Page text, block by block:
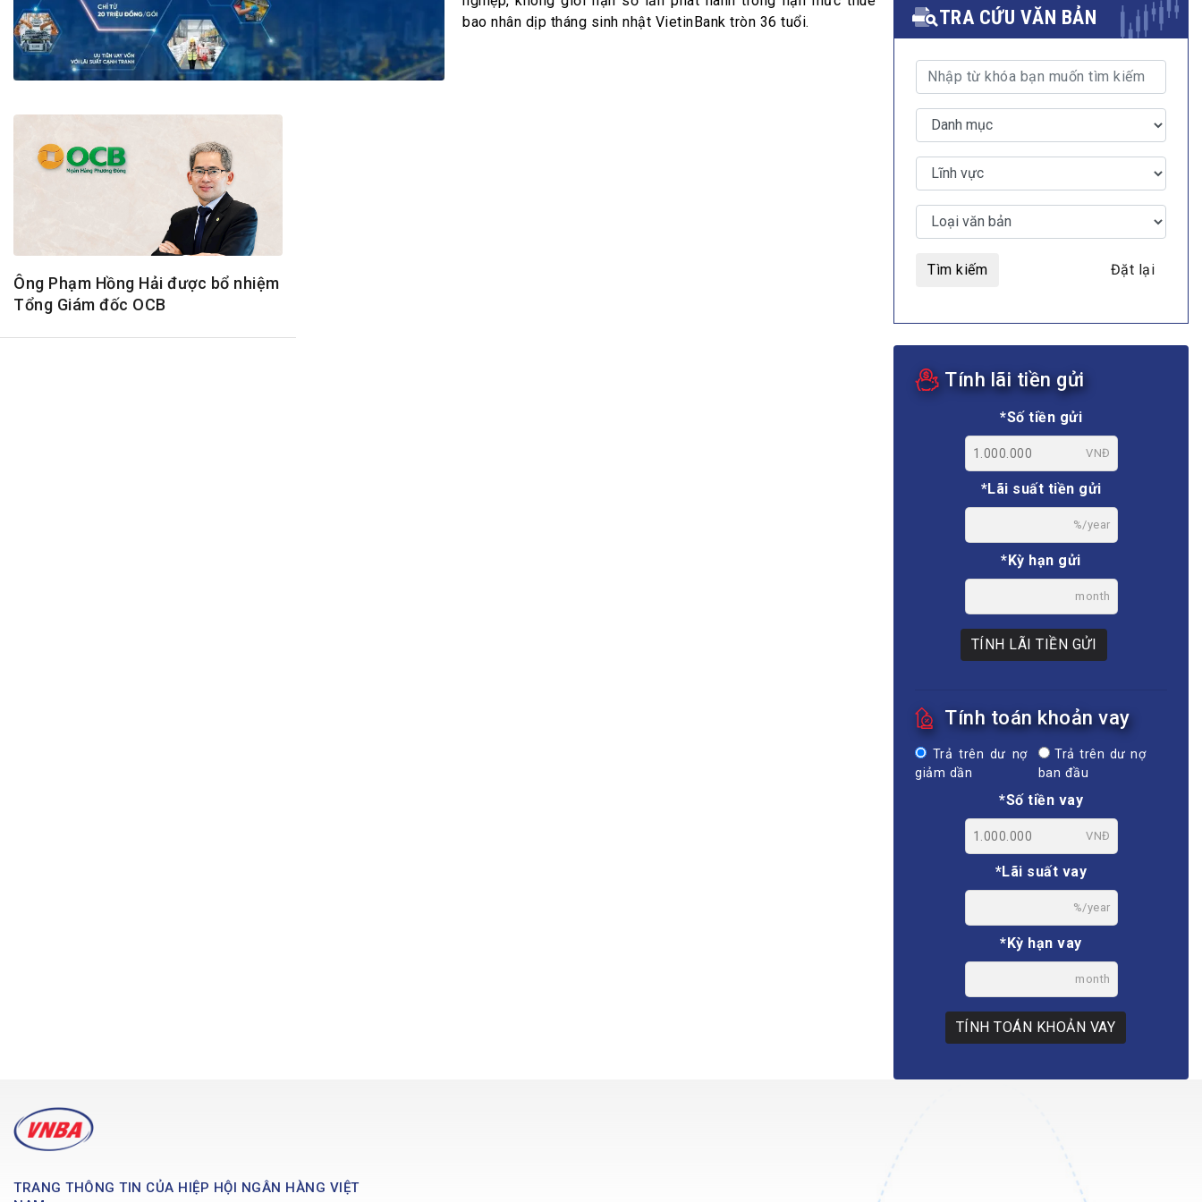
Bộ Chuẩn mực Đạo đức nghề nghiệp
Đối tác
Đấu giá tài sản
Thanh toán –Thẻ
GÓP Ý CHÍNH SÁCH
MULTIMEDIA
Video
E-magazines
bao nhân dịp tháng sinh nhật VietinBank tròn 36 tuổi.
Ông Phạm Hồng Hải được bổ nhiệm
Tổng Giám đốc OCB
TRA CỨU VĂN BẢN
Tìm kiếm Đặt lại
Tính lãi tiền gửi
*Số tiền gửi
VNĐ
*Lãi suất tiền gửi
%/year
*Kỳ hạn gửi
month
TÍNH LÃI TIỀN GỬI
Tính toán khoản vay
Trả trên dư nợ
giảm dần
Trả trên dư nợ
ban đầu
*Số tiền vay
VNĐ
*Lãi suất vay
%/year
*Kỳ hạn vay
month
TÍNH TOÁN KHOẢN VAY
TRANG THÔNG TIN CỦA HIỆP HỘI NGÂN HÀNG VIỆT